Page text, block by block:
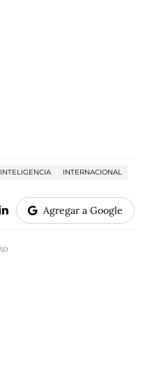
INTELIGENCIA
INTERNACIONAL
Agregar a Google